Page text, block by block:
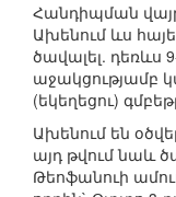
Հանդիպման
Ախենում ևս
ծավալել. դեռևս
աջակցությամբ
(եկեղեցու)
Ախենում են
այդ թվում նաև
Թեոֆանուի